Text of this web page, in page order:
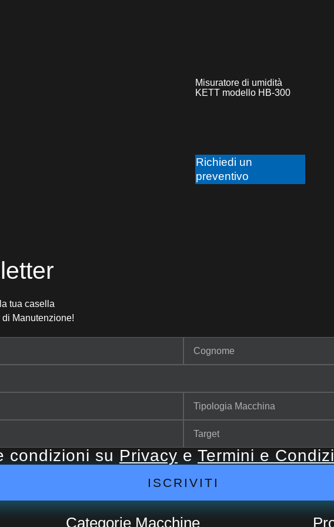
Misuratore di umidità
KETT modello HB-300
Richiedi un
preventivo
tua casella
Manutenzione!
condizioni su Privacy e Termini e
ISCRIVITI
Categorie Macchine